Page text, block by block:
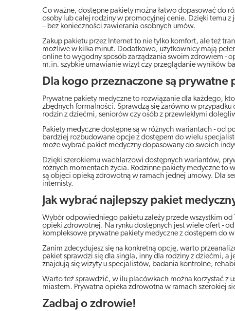
Co ważne, dostępne pakiety można łatwo dopasować do
osoby lub całej rodziny w promocyjnej cenie. Dzięki temu
– bez konieczności zawierania osobnych umów.
Zakup pakietu przez Internet to nie tylko komfort, ale też
możliwe w kilka minut. Dodatkowo, użytkownicy mają
online to wygodny sposób zarządzania swoim zdrowiem -
m.in. szybkie umawianie wizyt czy przeglądanie wyników
Dla kogo przeznaczone są prywatne
Prywatne pakiety medyczne to rozwiązanie dla każdego,
zbędnych formalności. Sprawdzą się zarówno w
rodzin z dziećmi, seniorów czy osób z przewlekłymi
Pakiety medyczne dostępne są w różnych wariantach - od
bardziej rozbudowane opcje z dostępem do wielu
może wybrać pakiet medyczny dopasowany do swoich
Dzięki szerokiemu wachlarzowi dostępnych wariantów,
różnych momentach życia. Rodzinne pakiety medyczne to
są objęci opieką zdrowotną w ramach jednej umowy. Dla
internisty.
Jak wybrać najlepszy pakiet
Wybór odpowiedniego pakietu zależy przede wszystkim
opieki zdrowotnej. Na rynku dostępnych jest wiele ofert -
kompleksowe prywatne pakiety medyczne z dostępem do
Zanim zdecydujesz się na konkretną opcję, warto
pakiet sprawdzi się dla singla, inny dla rodziny z dziećmi, a
znajdują się wizyty u specjalistów, badania kontrolne,
Warto też sprawdzić, w ilu placówkach można korzystać z
miastem. Prywatna opieka zdrowotna w ramach szerokiej
Zadbaj o zdrowie!